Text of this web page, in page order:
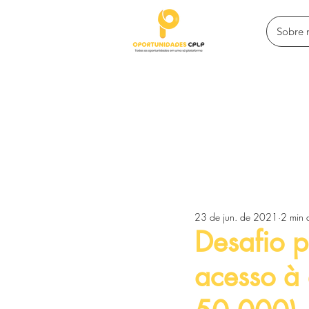
Sobre
Competições e premiações
Empreendedorismo e
Desafio
acesso
23 de jun. de 2021 2 min